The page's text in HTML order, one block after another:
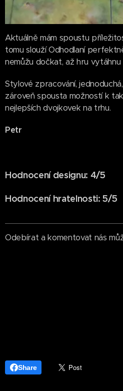
Aktuálně mám spoustu
tomu slouží Odhodlaní
nemůžu dočkat, až hru
Stylové zpracování,
zároveň spousta možností k
nejlepších dvojkovek na trhu.
Petr
Hodnocení designu: 4/5
Hodnocení hratelnosti: 5/5
Odebírat a komentovat nás
Share